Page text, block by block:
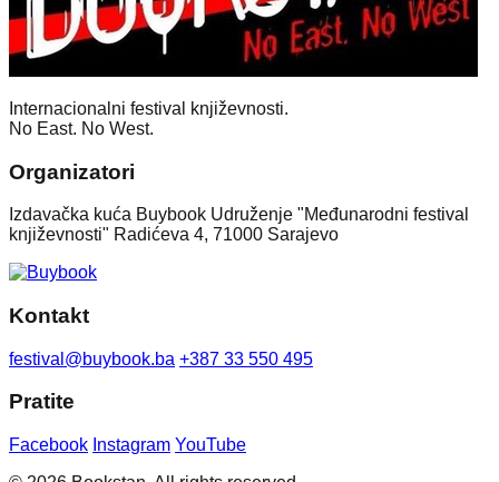
Internacionalni festival književnosti.
No East. No West.
Organizatori
Izdavačka kuća Buybook Udruženje "Međunarodni festival
književnosti" Radićeva 4, 71000 Sarajevo
Kontakt
festival@buybook.ba +387 33 550 495
Pratite
Facebook Instagram YouTube